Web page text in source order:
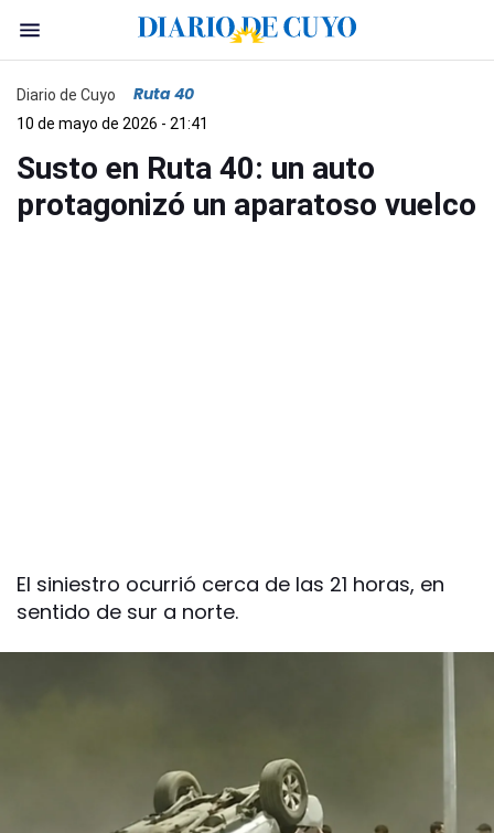
Diario de Cuyo Ruta 40
10 de mayo de 2026 - 21:41
Susto en Ruta 40: un auto
protagonizó un aparatoso vuelco
El siniestro ocurrió cerca de las 21 horas, en
sentido de sur a norte.